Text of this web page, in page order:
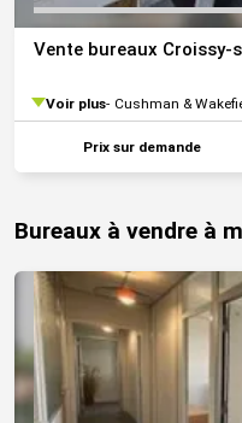
Vente bureaux Croissy-
Voir plus Cushman &
Prix sur demande
Bureaux à vendre à